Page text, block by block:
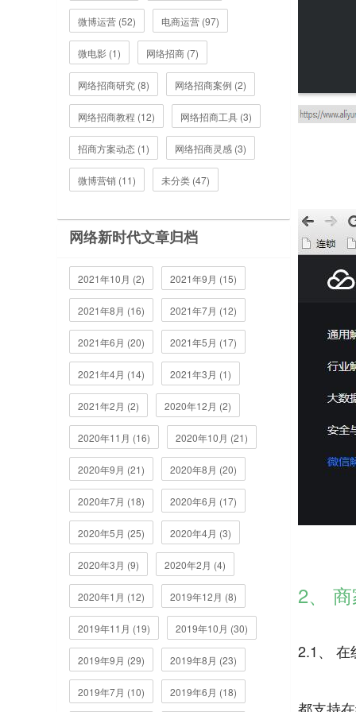
微博运营 (52) 电商运营 (97)
微电影 (1) 网络招商 (7)
网络招商研究 (8) 网络招商案例 (2)
网络招商教程 (12) 网络招商工具 (3)
招商方案动态 (1) 网络招商灵感 (3)
微博营销 (11) 未分类 (47)
网络新时代文章归档
2021年10月 (2) 2021年9月 (15)
2021年8月 (16) 2021年7月 (12)
2021年6月 (20) 2021年5月 (17)
2021年4月 (14) 2021年3月 (1)
2021年2月 (2) 2020年12月 (2)
2020年11月 (16) 2020年10月 (21)
2020年9月 (21) 2020年8月 (20)
2020年7月 (18) 2020年6月 (17)
2020年5月 (25) 2020年4月 (3)
2020年3月 (9) 2020年2月 (4)
2020年1月 (12) 2019年12月 (8)
2019年11月 (19) 2019年10月 (30)
2019年9月 (29) 2019年8月 (23)
2019年7月 (10) 2019年6月 (18)
2、
2.1、 在